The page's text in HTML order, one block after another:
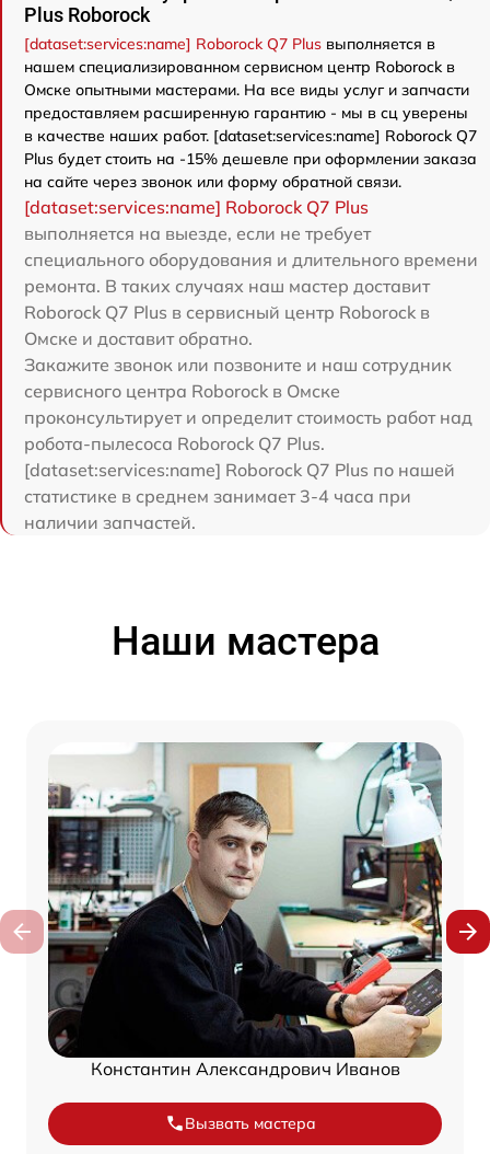
Plus Roborock
[dataset:services:name] Roborock Q7 Plus выполняется в
нашем специализированном сервисном центр Roborock в
Омске опытными мастерами. На все виды услуг и запчасти
предоставляем расширенную гарантию - мы в сц уверены
в качестве наших работ. [dataset:services:name] Roborock Q7
Plus будет стоить на -15% дешевле при оформлении заказа
на сайте через звонок или форму обратной связи.
[dataset:services:name] Roborock Q7 Plus
выполняется на выезде, если не требует
специального оборудования и длительного времени
ремонта. В таких случаях наш мастер доставит
Roborock Q7 Plus в сервисный центр Roborock в
Омске и доставит обратно.
Закажите звонок или позвоните и наш сотрудник
сервисного центра Roborock в Омске
проконсультирует и определит стоимость работ над
робота-пылесоса Roborock Q7 Plus.
[dataset:services:name] Roborock Q7 Plus по нашей
статистике в среднем занимает 3-4 часа при
наличии запчастей.
Наши мастера
Константин Александрович Иванов
Вызвать мастера